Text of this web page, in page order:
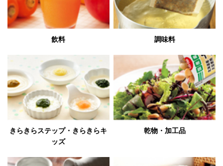
飲料 調味料
きらきらステップ・きらきらキ
ッズ
乾物・加工品